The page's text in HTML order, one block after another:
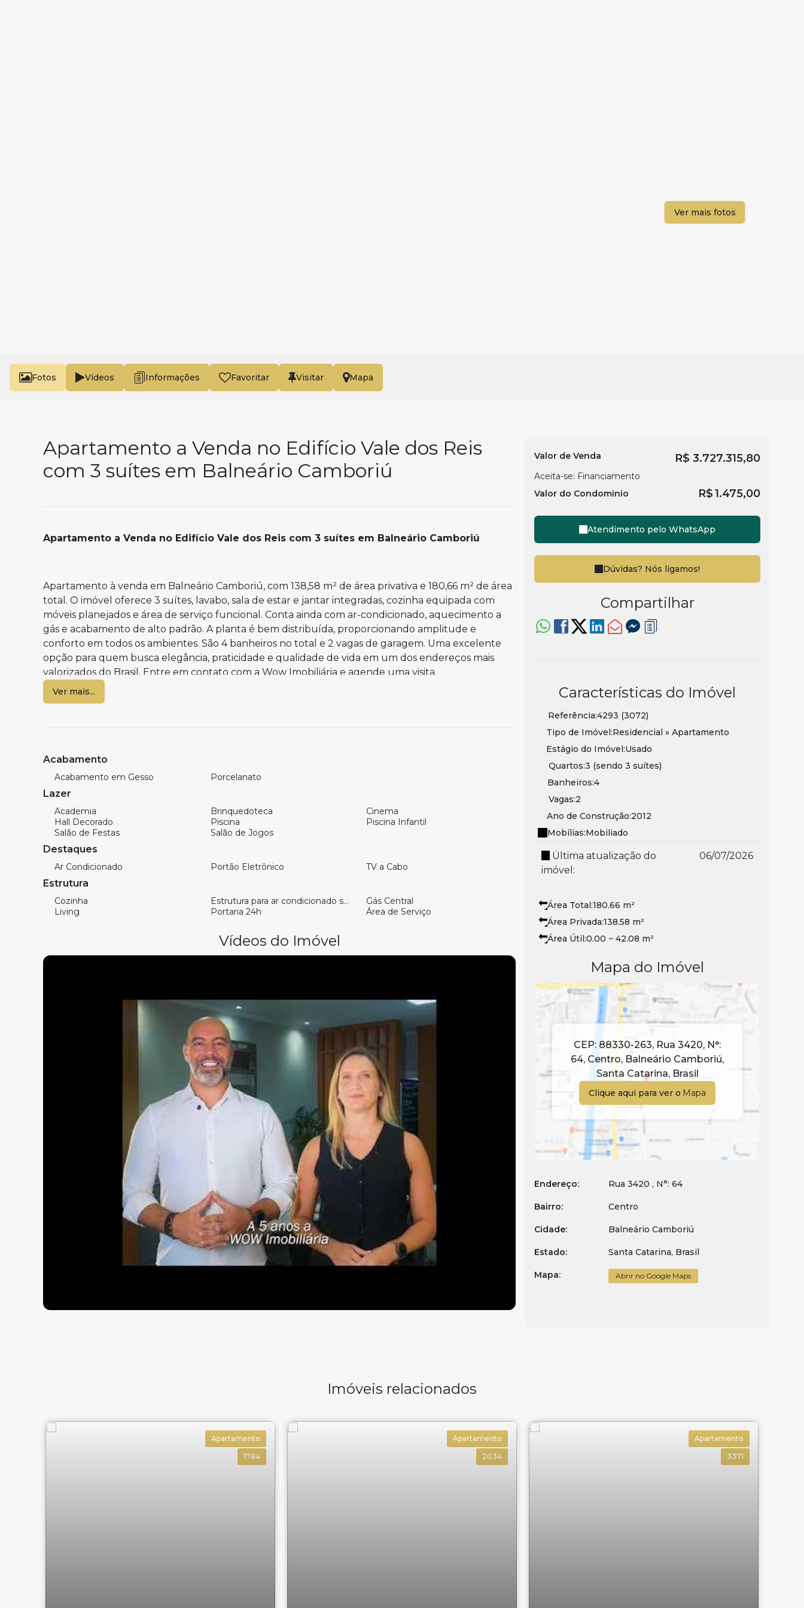
Fotos Vídeos Favoritar Mapa
Apartamento a Venda no Edifício Vale dos Reis
com 3 suítes em Balneário Camboriú
Apartamento a Venda no Edifício Vale dos Reis com 3 suítes em Balneário Camboriú
Apartamento à venda em Balneário Camboriú, com 138,58 m² de área privativa e 180,66 m² de área
total. O imóvel oferece 3 suítes, lavabo, sala de estar e jantar integradas, cozinha equipada com
móveis planejados e área de serviço funcional. Conta ainda com ar-condicionado, aquecimento a
gás e acabamento de alto padrão. A planta é bem distribuída, proporcionando amplitude e
conforto em todos os ambientes. São 4 banheiros no total e 2 vagas de garagem. Uma excelente
opção para quem busca elegância, praticidade e qualidade de vida em um dos endereços mais
valorizados do Brasil. Entre em contato com a Wow Imobiliária e agende uma visita.
Lavabo
Cozinha
Área de Serviço
Ar Condicionado
Sala de Estar
Sala de jantar
Móveis Planejados
Aquecimento a Gás
Característica do empreendimento:
Piscina adulta
Playground
Para saber mais fale com a imobiliária em Balneário Camboriú , WOW Imobiliária.
Ver mais...
Acabamento
Acabamento em Gesso Porcelanato
Lazer
Academia Brinquedoteca
Cinema
Hall Decorado
Piscina
Piscina Infantil
Salão de Festas
Salão de Jogos
Destaques
Ar Condicionado Portão Eletrônico TV a Cabo
Estrutura
Cozinha Estrutura para ar condicionado split
Gás Central
Living
Portaria 24h Área de Serviço
Vídeos do Imóvel
R$ 3.727.315,80
Valor de Venda
Aceita-se: Financiamento
Valor do Condominio
R$1.475,00
Atendimento pelo WhatsApp
Dúvidas? Nós ligamos!
Compartilhar
Características do Imóvel
Referência:4293 (3072)
Tipo de Imóvel:Residencial » Apartamento
Estágio do Imóvel:Usado
Quartos:3 (sendo 3 suítes)
Banheiros:4
Vagas:2
Ano de Construção:2012
Mobílias:Mobiliado
Última atualização do
imóvel:
06/07/2026
Área Total:180.66 m²
Área Privada:138.58 m²
Área Útil:0.00 ~ 42.08 m²
Mapa do Imóvel
CEP: 88330-263, Rua 3420, N°:
64, Centro, Balneário Camboriú,
Santa Catarina, Brasil
Clique aqui para ver o Mapa
Endereço: Rua 3420 , N°: 64
Bairro: Centro
Cidade: Balneário Camboriú
Estado: Santa Catarina, Brasil
Mapa: Abrir no Google Maps
Imóveis relacionados
Apartamento
1784
Apartamento
2034
Apartamento
3371